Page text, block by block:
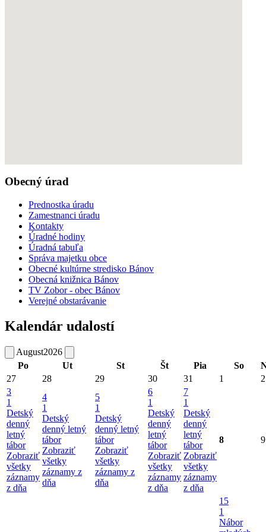
Obecný úrad
Prednostka úradu
Zamestnanci úradu
Kontakty
Úradné hodiny
Úradná tabuľa
Správa majetku obce
Obecné kultúrne stredisko Bánov
Obecná knižnica Bánov
TV Zobor - obec Bánov
Verejné obstarávanie
Kalendár udalostí
August2026
Po
Ut St Št Pia So
27
28 29 30 31 1
2
3
1
Detský
denný
letný
tábor
Zobraziť
všetky
záznamy
z dňa
4
1
Detský
denný letný
tábor
Zobraziť
všetky
záznamy z
dňa
5
1
Detský
denný letný
tábor
Zobraziť
všetky
záznamy z
dňa
6
1
Detský
denný
letný
tábor
Zobraziť
všetky
záznamy
z dňa
7
1
Detský
denný
letný
tábor
Zobraziť
všetky
záznamy
z dňa
8 9
15
1
Nábor